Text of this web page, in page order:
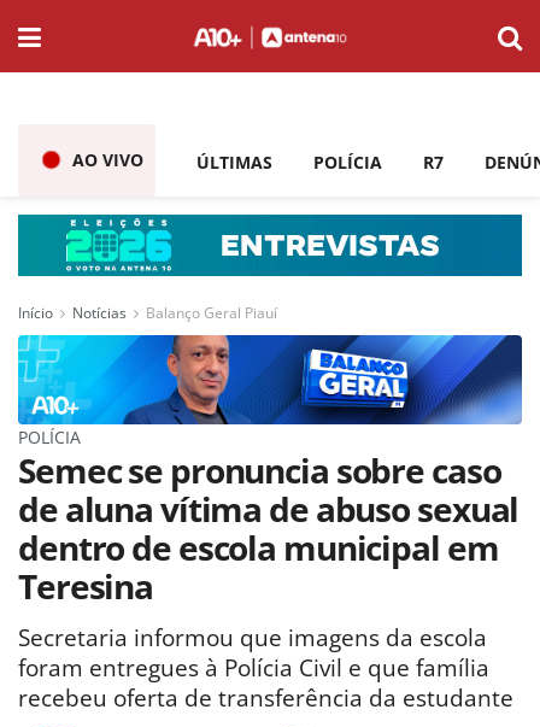
AO VIVO ÚLTIMAS POLÍCIA R7
Início Notícias Balanço Geral Piauí
POLÍCIA
Semec se pronuncia sobre caso
de aluna vítima de abuso sexual
dentro de escola municipal em
Teresina
Secretaria informou que imagens da escola
foram entregues à Polícia Civil e que família
recebeu oferta de transferência da estudante